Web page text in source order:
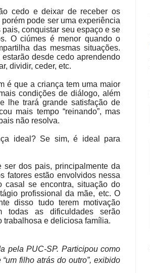
cedo e deixar de receber os
pode ser uma experiência
conquistar seu espaço e se
O ciúmes é menor quando o
das mesmas situações.
desde cedo aprendendo
dividir, ceder, etc.
é que a criança tem uma maior
condições de diálogo, além
lhe trará grande satisfação de
mais tempo “reinando”, mas
não resolva.
ideal? Se sim, é ideal para
dos pais, principalmente da
fatores estão envolvidos nessa
casal se encontra, situação do
profissional da mãe, etc. O
disso tudo terem motivação
todas as dificuldades serão
trabalhosa e deliciosa família.
pela PUC-SP. Participou como
filho atrás do outro”, exibido